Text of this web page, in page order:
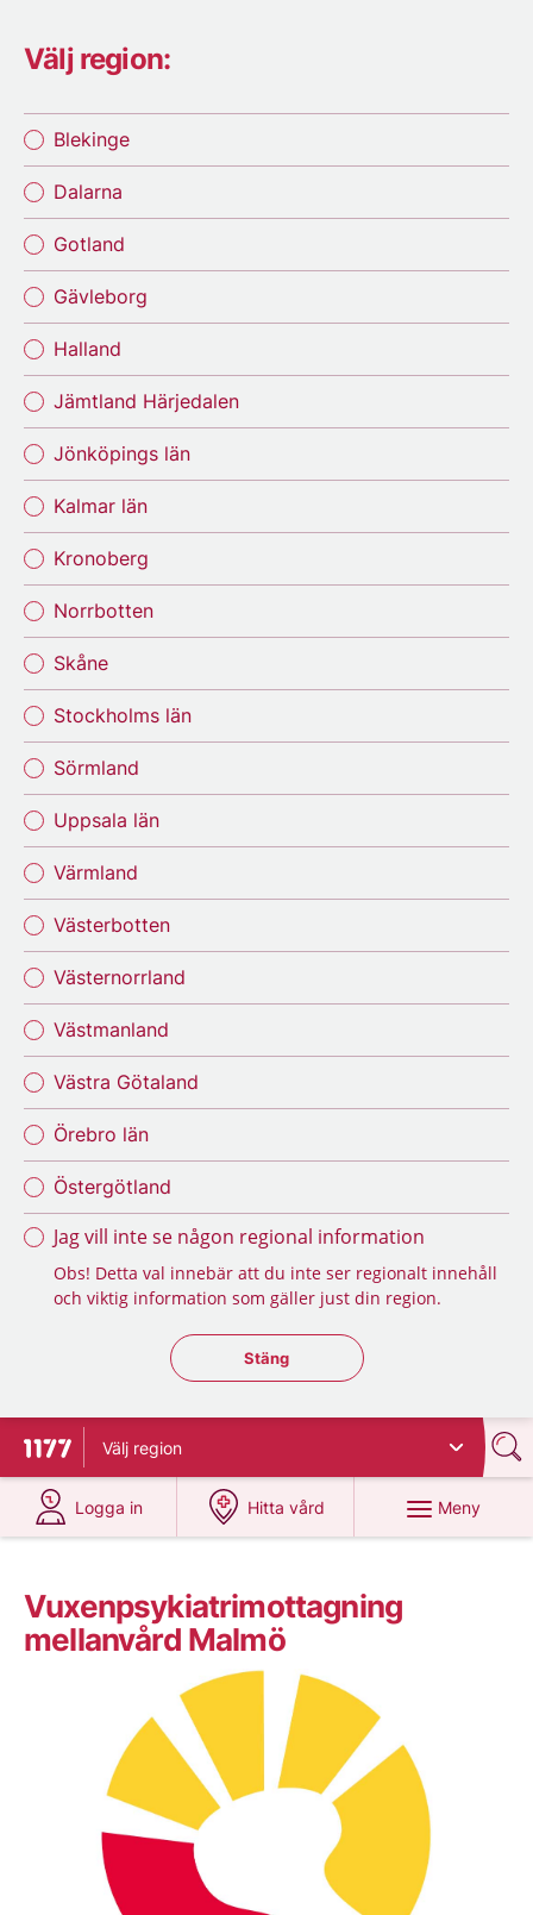
Välj region:
Blekinge
Dalarna
Gotland
Gävleborg
Halland
Jämtland Härjedalen
Jönköpings län
Kalmar län
Kronoberg
Norrbotten
Skåne
Stockholms län
Sörmland
Uppsala län
Värmland
Västerbotten
Västernorrland
Västmanland
Västra Götaland
Örebro län
Östergötland
Jag vill inte se någon regional information
Obs! Detta val innebär att du inte ser regionalt innehåll
och viktig information som gäller just din region.
Stäng regionsväljaren
Stäng
Till startsidan för 1177
Välj region
Logga in
på 1177.se
Hitta vård
på 1177.se
Meny
Vuxenpsykiatrimottagning
mellanvård Malmö